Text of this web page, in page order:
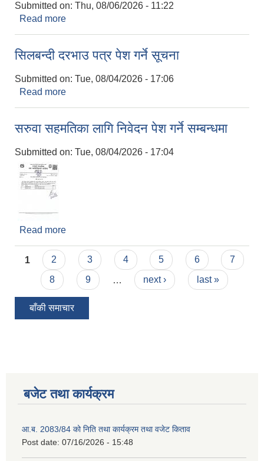
Submitted on: Thu, 08/06/2026 - 11:22
Read more
सिलबन्दी दरभाउ पत्र पेश गर्ने सूचना
Submitted on: Tue, 08/04/2026 - 17:06
Read more
सरुवा सहमतिका लागि निवेदन पेश गर्ने सम्बन्धमा
Submitted on: Tue, 08/04/2026 - 17:04
Read more
Pages
1 2 3 4 5 6
7
8
9 next › last »
बाँकी समाचार
बजेट तथा कार्यक्रम
आ.ब. 2083/84 को निति तथा कार्यक्रम तथा वजेट किताव
Post date: 07/16/2026 - 15:48